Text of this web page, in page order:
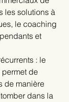
les solutions à
le coaching
et
: le
de
de manière
dans la